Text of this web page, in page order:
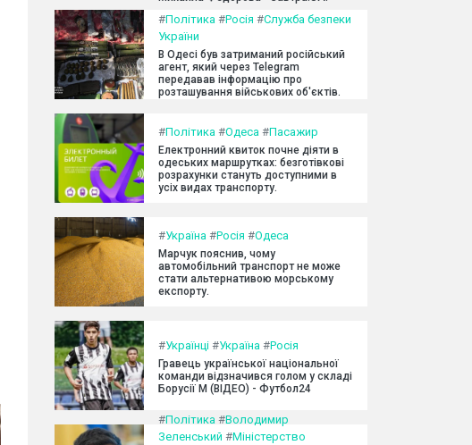
#Політика #Росія #Служба безпеки
України
В Одесі був затриманий російський
агент, який через Telegram
передавав інформацію про
розташування військових об'єктів.
#Політика #Одеса #Пасажир
Електронний квиток почне діяти в
одеських маршрутках: безготівкові
розрахунки стануть доступними в
усіх видах транспорту.
#Україна #Росія #Одеса
Марчук пояснив, чому
автомобільний транспорт не може
стати альтернативою морському
експорту.
#Українці #Україна #Росія
Гравець української національної
команди відзначився голом у складі
Борусії М (ВІДЕО) - Футбол24
#Політика #Володимир
Зеленський #Міністерство